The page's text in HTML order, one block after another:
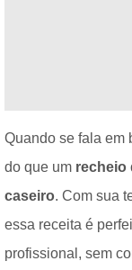
Quando se fala em
do que um recheio
caseiro. Com sua
essa receita é
profissional, sem